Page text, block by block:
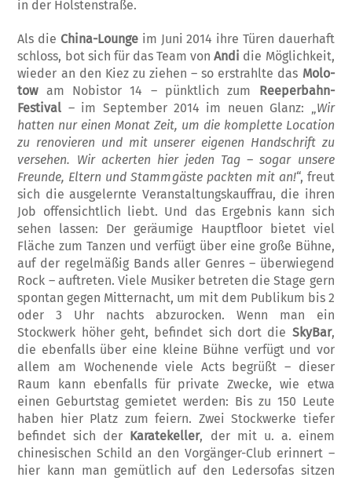
in der Holstenstraße.
Als die China-Loungeim Juni 2014 ihre Türen dauerhaft
schloss, bot sich für das Team vonAndi die Möglichkeit,
wieder an den Kiez zu ziehen – so erstrahlte das Molo­
towam Nobistor 14 – pünktlich zum Reeperbahn-
Festival – im September 2014 im neuen Glanz: „Wir
hatten nur einen Monat Zeit, um die komplette Location
zu reno­vieren und mit unserer eigenen Handschrift zu
versehen. Wir ackerten hier jeden Tag – sogar unsere
Freunde, Eltern und Stammgäste packten mit an!“, freut
sich die ausge­lernte Veranstaltungskauffrau, die ihren
Job offensichtlich liebt. Und das Ergebnis kann sich
sehen lassen: Der geräumige Hauptfloor bietet viel
Fläche zum Tanzen und verfügt über eine große Bühne,
auf der regelmäßig Bands aller Genres – überwiegend
Rock – auftreten. Viele Musiker betreten die Stage gern
spontan gegen Mitternacht, um mit dem Publikum bis 2
oder 3 Uhr nachts abzu­rocken. Wenn man ein
Stockwerk höher geht, befindet sich dort die SkyBar,
die ebenfalls über eine kleine Bühne verfügt und vor
allem am Wochenende viele Acts begrüßt – dieser
Raum kann ebenfalls für private Zwecke, wie etwa
einen Geburtstag gemietet werden: Bis zu 150 Leute
haben hier Platz zum feiern. Zwei Stockwerke tiefer
befindet sich der Karatekeller, der mit u. a. einem
chine­sischen Schild an den Vorgänger-Club erin­nert –
hier kann man gemütlich auf den Le­dersofas sitzen